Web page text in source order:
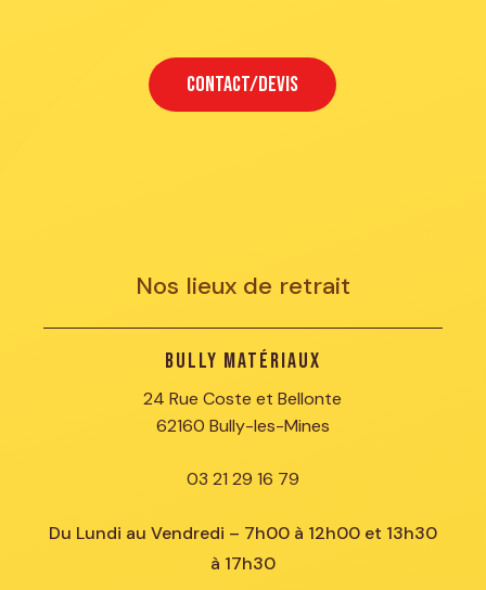
CONTACT/DEVIS
Nos lieux de retrait
Bully Matériaux
24 Rue Coste et Bellonte
62160 Bully-les-Mines
03 21 29 16 79
Du Lundi au Vendredi – 7h00 à 12h00 et 13h30
à 17h30